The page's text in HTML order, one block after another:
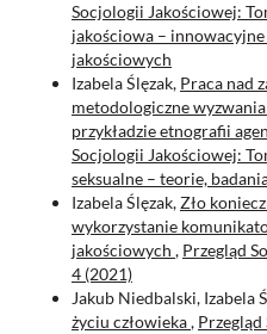
Socjologii Jakościowej:
jakościowa –
jakościowych
Izabela Ślęzak, Praca nad
metodologiczne
przykładzie etnografii
Socjologii Jakościowej:
seksualne – teorie,
Izabela Ślęzak,Zło
wykorzystanie
jakościowych , Przegląd
4 (2021)
Jakub Niedbalski, Izabela
życiu człowieka,